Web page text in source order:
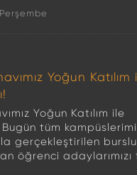
Yoğun Katılım
Yoğun Katılım ile
Bugün tüm
gerçekleştirilen
öğrenci